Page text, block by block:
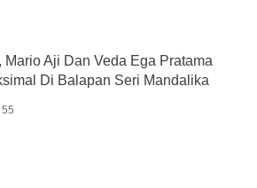
Aji Dan Veda Ega Pratama
Di Balapan Seri Mandalika
55